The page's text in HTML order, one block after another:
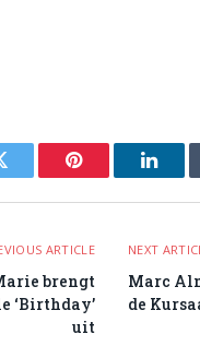
Pinterest
ARTICLE
brengt
‘Birthday’
uit
NEXT
Marc
de